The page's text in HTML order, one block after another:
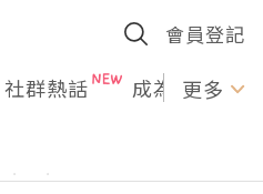
會員登記
社群熱話 成為U更多